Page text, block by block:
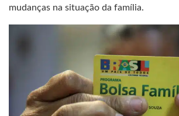
mudanças na situação da família.